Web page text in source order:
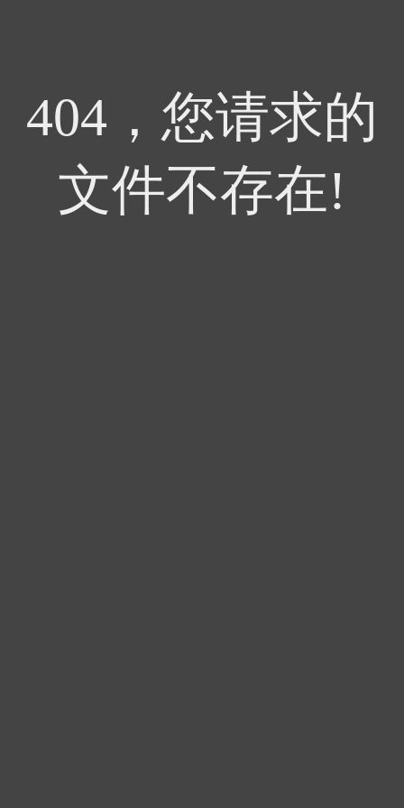
404，您请求的
文件不存在!